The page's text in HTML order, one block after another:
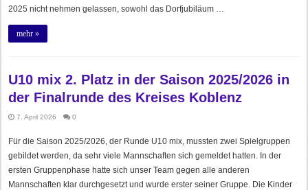
2025 nicht nehmen gelassen, sowohl das Dorfjubiläum …
mehr »
U10 mix 2. Platz in der Saison 2025/2026 in
der Finalrunde des Kreises Koblenz
7. April 2026 0
Für die Saison 2025/2026, der Runde U10 mix, mussten zwei Spielgruppen
gebildet werden, da sehr viele Mannschaften sich gemeldet hatten. In der
ersten Gruppenphase hatte sich unser Team gegen alle anderen
Mannschaften klar durchgesetzt und wurde erster seiner Gruppe. Die Kinder